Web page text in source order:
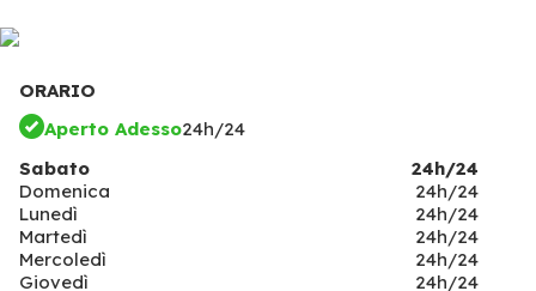
ORARIO
Aperto Adesso24h/24
Sabato
24h/24
Domenica
24h/24
Lunedì
24h/24
Martedì
24h/24
Mercoledì
24h/24
Giovedì
24h/24